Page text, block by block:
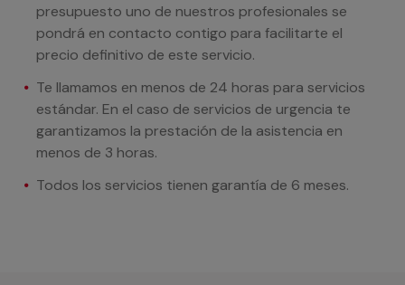
presupuesto uno de nuestros profesionales se
pondrá en contacto contigo para facilitarte el
precio definitivo de este servicio.
Te llamamos en menos de 24 horas para servicios
estándar. En el caso de servicios de urgencia te
garantizamos la prestación de la asistencia en
menos de 3 horas.
Todos los servicios tienen garantía de 6 meses.